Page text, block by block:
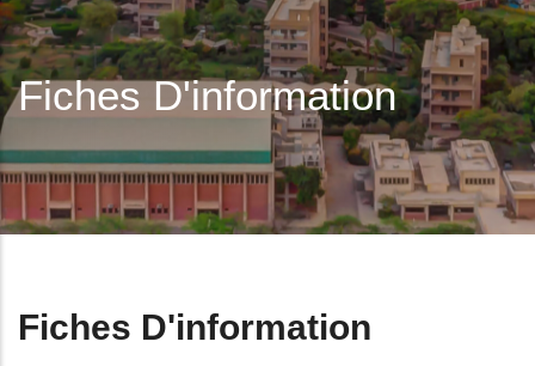
Fiches D'information
Fiches D'information